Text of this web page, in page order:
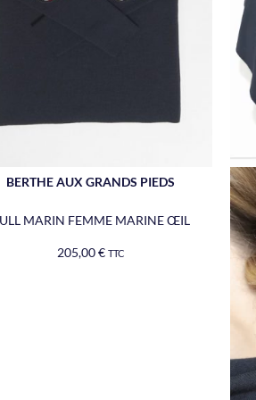
BERTHE AUX GRANDS PIEDS
MARIN FEMME MARINE ŒIL
205,00€ TTC